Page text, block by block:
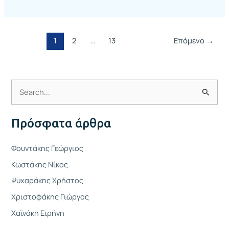
1 2 … 13 Επόμενο →
α
ή
τ
η
σ
η
Πρόσφατα άρθρα
Φουντάκης Γεώργιος
Κωστάκης Νίκος
Ψυχαράκης Χρήστος
Χριστοφάκης Γιώργος
Χαϊνάκη Ειρήνη